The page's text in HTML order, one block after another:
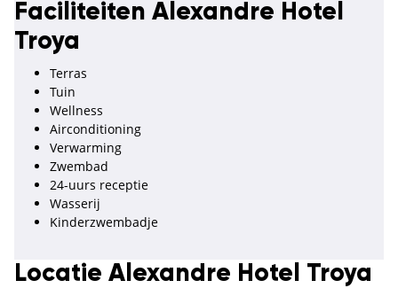
Faciliteiten Alexandre Hotel
Troya
Terras
Tuin
Wellness
Airconditioning
Verwarming
Zwembad
24-uurs receptie
Wasserij
Kinderzwembadje
Locatie Alexandre Hotel Troya